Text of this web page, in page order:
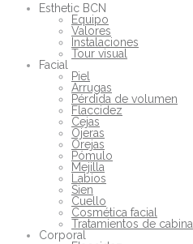
Esthetic BCN
Equipo
Valores
Instalaciones
Tour visual
Facial
Piel
Arrugas
Pérdida de volumen
Flaccidez
Cejas
Ojeras
Orejas
Pómulo
Mejilla
Labios
Sien
Cuello
Cosmética facial
Tratamientos de cabina
Corporal